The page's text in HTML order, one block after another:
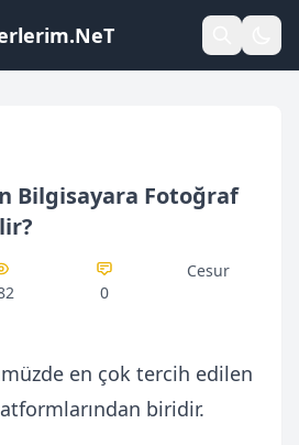
Bilgisayara Fotoğraf
0
Cesur
en çok tercih edilen
biridir.